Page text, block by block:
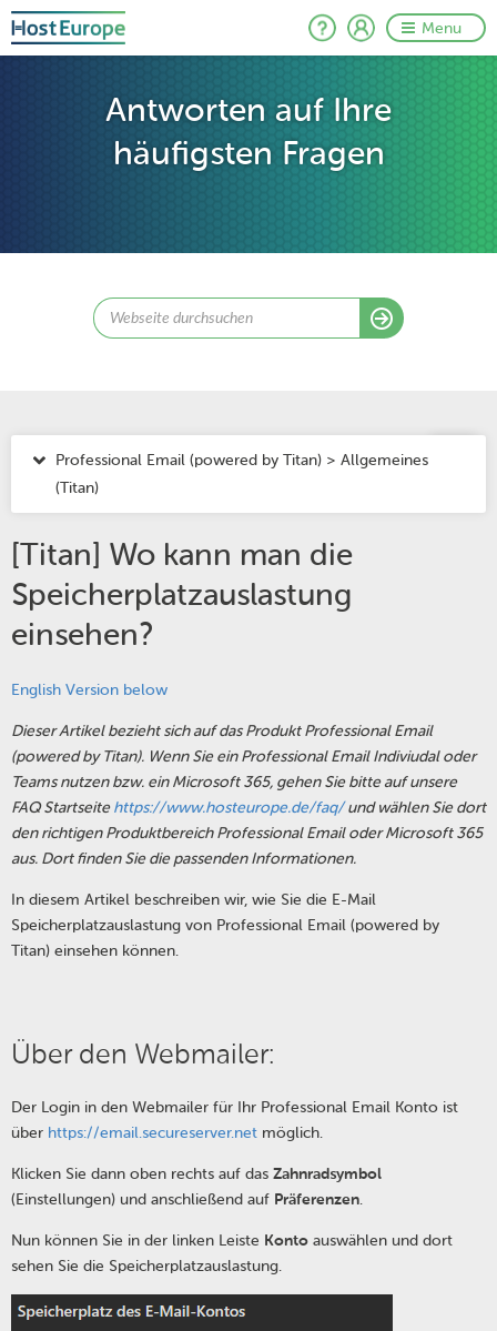
Menu
Antworten auf Ihre
häufigsten Fragen
Professional Email (powered by Titan) > Allgemeines
(Titan)
[Titan] Wo kann man die
Speicherplatzauslastung
einsehen?
English Version below
Dieser Artikel bezieht sich auf das Produkt Professional Email
(powered by Titan). Wenn Sie ein Professional Email Indiviudal oder
Teams nutzen bzw. ein Microsoft 365, gehen Sie bitte auf unsere
FAQ Startseitehttps://www.hosteurope.de/faq/und wählen Sie dort
den richtigen Produktbereich Professional Email oder Microsoft 365
aus. Dort finden Sie die passenden Informationen.
In diesem Artikel beschreiben wir, wie Sie die E-Mail
Speicherplatzauslastung von Professional Email (powered by
Titan) einsehen können.
Über den Webmailer:
Der Login in den Webmailer für Ihr Professional Email Konto ist
über https://email.secureserver.net möglich.
Klicken Sie dann oben rechts auf das Zahnradsymbol
(Einstellungen) und anschließend auf Präferenzen.
Nun können Sie in der linken Leiste Konto auswählen und dort
sehen Sie die Speicherplatzauslastung.